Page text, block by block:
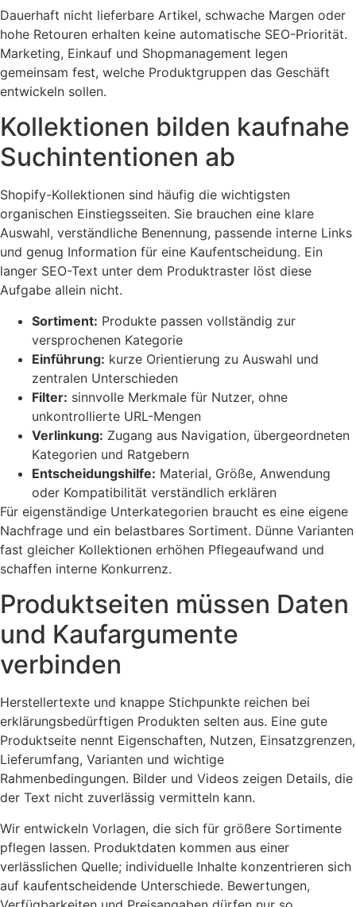
Dauerhaft nicht lieferbare Artikel, schwache Margen oder
hohe Retouren erhalten keine automatische SEO-Priorität.
Marketing, Einkauf und Shopmanagement legen
gemeinsam fest, welche Produktgruppen das Geschäft
entwickeln sollen.
Kollektionen bilden kaufnahe
Suchintentionen ab
Shopify-Kollektionen sind häufig die wichtigsten
organischen Einstiegsseiten. Sie brauchen eine klare
Auswahl, verständliche Benennung, passende interne Links
und genug Information für eine Kaufentscheidung. Ein
langer SEO-Text unter dem Produktraster löst diese
Aufgabe allein nicht.
Sortiment: Produkte passen vollständig zur
versprochenen Kategorie
Einführung: kurze Orientierung zu Auswahl und
zentralen Unterschieden
Filter: sinnvolle Merkmale für Nutzer, ohne
unkontrollierte URL-Mengen
Verlinkung: Zugang aus Navigation, übergeordneten
Kategorien und Ratgebern
Entscheidungshilfe: Material, Größe, Anwendung
oder Kompatibilität verständlich erklären
Für eigenständige Unterkategorien braucht es eine eigene
Nachfrage und ein belastbares Sortiment. Dünne Varianten
fast gleicher Kollektionen erhöhen Pflegeaufwand und
schaffen interne Konkurrenz.
Produktseiten müssen Daten
und Kaufargumente
verbinden
Herstellertexte und knappe Stichpunkte reichen bei
erklärungsbedürftigen Produkten selten aus. Eine gute
Produktseite nennt Eigenschaften, Nutzen, Einsatzgrenzen,
Lieferumfang, Varianten und wichtige
Rahmenbedingungen. Bilder und Videos zeigen Details, die
der Text nicht zuverlässig vermitteln kann.
Wir entwickeln Vorlagen, die sich für größere Sortimente
pflegen lassen. Produktdaten kommen aus einer
verlässlichen Quelle; individuelle Inhalte konzentrieren sich
auf kaufentscheidende Unterschiede. Bewertungen,